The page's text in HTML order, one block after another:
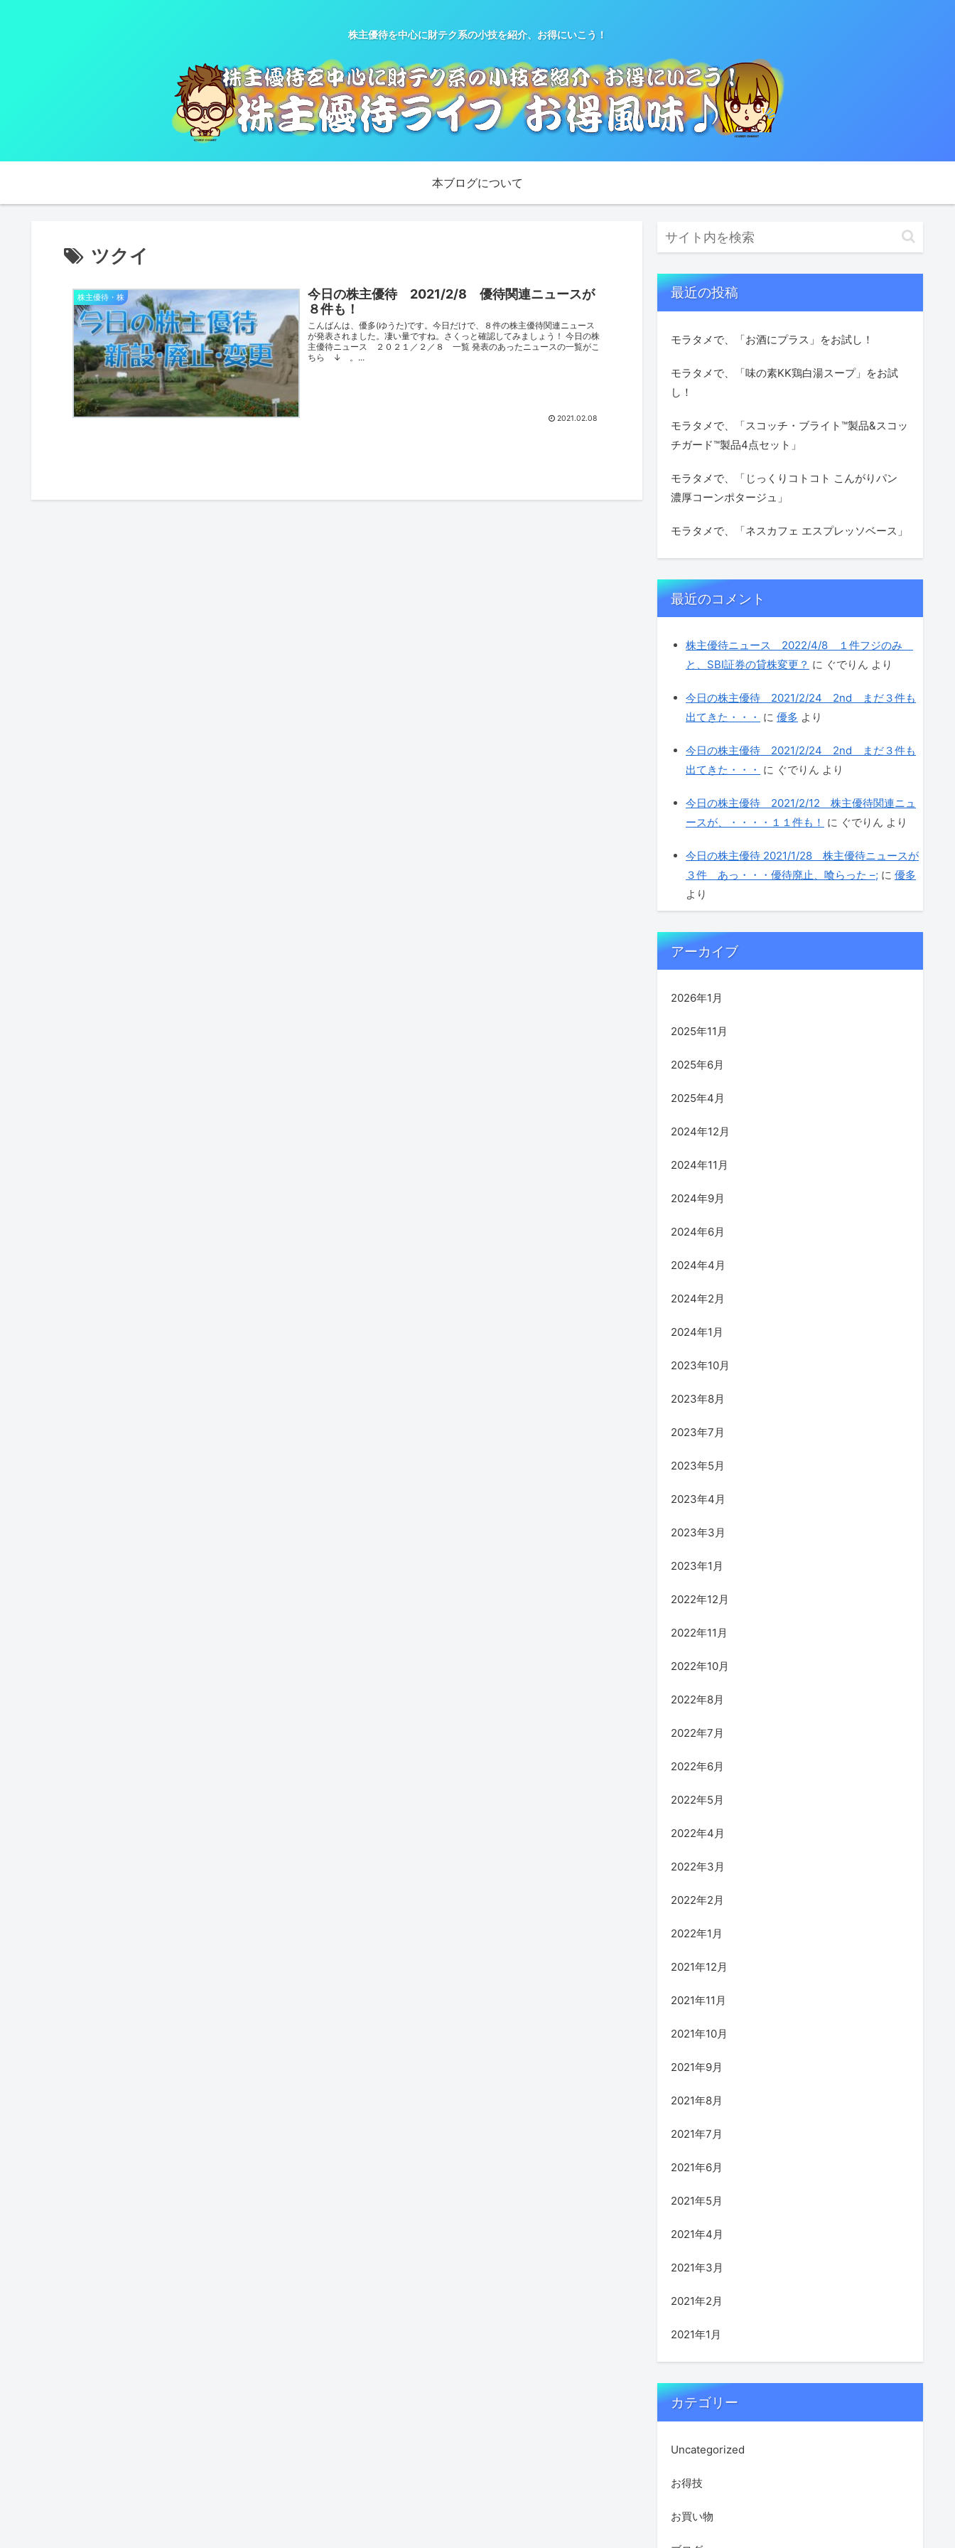
株主優待を中心に財テク系の小技を紹介、お得にいこう！
本ブログについて
ツクイ
株主優待・株
今日の株主優待 2021/2/8 優待関連ニュースが
８件も！
こんばんは、優多(ゆうた)です。今日だけで、８件の株主優待関連ニュース
が発表されました。凄い量ですね。さくっと確認してみましょう！ 今日の株
主優待ニュース ２０２１／２／８ 一覧 発表のあったニュースの一覧がこ
ちら ↓ 。...
2021.02.08
最近の投稿
モラタメで、「お酒にプラス」をお試し！
モラタメで、「味の素KK鶏白湯スープ」をお試
し！
モラタメで、「スコッチ・ブライト™製品&スコッ
チガード™製品4点セット」
モラタメで、「じっくりコトコト こんがりパン
濃厚コーンポタージュ」
モラタメで、「ネスカフェ エスプレッソベース」
最近のコメント
株主優待ニュース 2022/4/8 １件フジのみ
と、SBI証券の貸株変更？ に ぐでりん より
今日の株主優待 2021/2/24 2nd まだ３件も
出てきた・・・ に 優多 より
今日の株主優待 2021/2/24 2nd まだ３件も
出てきた・・・ に ぐでりん より
今日の株主優待 2021/2/12 株主優待関連ニュ
ースが、・・・・１１件も！ に ぐでりん より
今日の株主優待 2021/1/28 株主優待ニュースが
３件 あっ・・・優待廃止、喰らった –; に 優多
より
アーカイブ
2026年1月
2025年11月
2025年6月
2025年4月
2024年12月
2024年11月
2024年9月
2024年6月
2024年4月
2024年2月
2024年1月
2023年10月
2023年8月
2023年7月
2023年5月
2023年4月
2023年3月
2023年1月
2022年12月
2022年11月
2022年10月
2022年8月
2022年7月
2022年6月
2022年5月
2022年4月
2022年3月
2022年2月
2022年1月
2021年12月
2021年11月
2021年10月
2021年9月
2021年8月
2021年7月
2021年6月
2021年5月
2021年4月
2021年3月
2021年2月
2021年1月
カテゴリー
Uncategorized
お得技
お買い物